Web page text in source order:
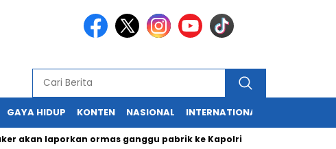
GAYA HIDUP KONTEN NASIONAL INTERNATIONAL
laporkan ormas ganggu pabrik ke Kapolri